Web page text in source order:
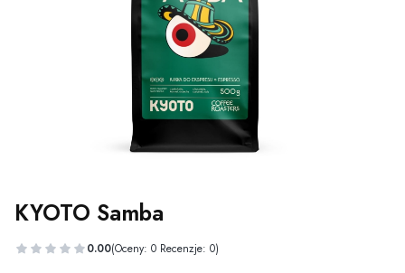
KYOTO Samba
0.00(Oceny: 0 Recenzje: 0)